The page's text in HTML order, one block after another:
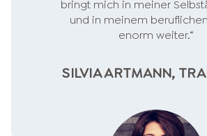
bringt mich in meiner
und in meinem
enorm weiter.“
SILVIA ARTMANN,